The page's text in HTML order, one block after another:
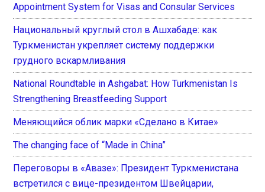
Appointment System for Visas and Consular Services
Национальный круглый стол в Ашхабаде: как
Туркменистан укрепляет систему поддержки
грудного вскармливания
National Roundtable in Ashgabat: How Turkmenistan Is
Strengthening Breastfeeding Support
Меняющийся облик марки «Сделано в Китае»
The changing face of “Made in China”
Переговоры в «Авазе»: Президент Туркменистана
встретился с вице-президентом Швейцарии,